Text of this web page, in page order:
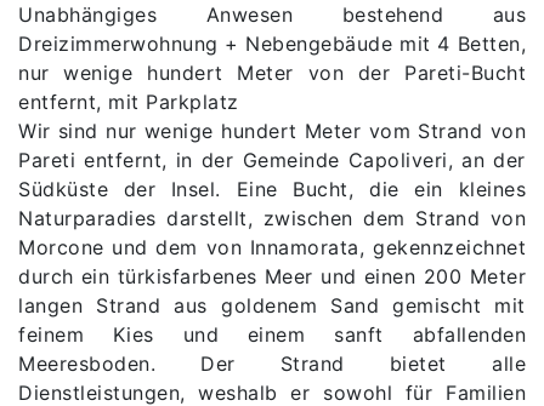
Unabhängiges Anwesen bestehend aus
Dreizimmerwohnung + Nebengebäude mit 4 Betten,
nur wenige hundert Meter von der Pareti-Bucht
entfernt, mit Parkplatz
Wir sind nur wenige hundert Meter vom Strand von
Pareti entfernt, in der Gemeinde Capoliveri, an der
Südküste der Insel. Eine Bucht, die ein kleines
Naturparadies darstellt, zwischen dem Strand von
Morcone und dem von Innamorata, gekennzeichnet
durch ein türkisfarbenes Meer und einen 200 Meter
langen Strand aus goldenem Sand gemischt mit
feinem Kies und einem sanft abfallenden
Meeresboden. Der Strand bietet alle
Dienstleistungen, weshalb er sowohl für Familien